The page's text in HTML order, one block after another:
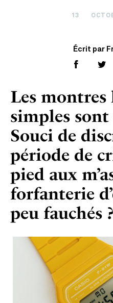
13
Écrit par
Les montres
simples sont
Souci de
période de
pied aux
forfanterie
peu fauchés